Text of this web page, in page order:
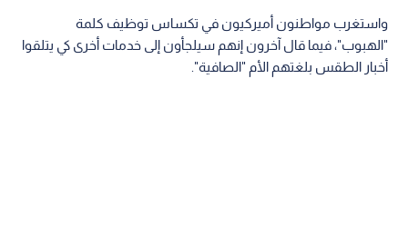
واستغرب مواطنون أميركيون في تكساس توظيف كلمة
"الهبوب"، فيما قال آخرون إنهم سيلجأون إلى خدمات أخرى كي يتلقوا
أخبار الطقس بلغتهم الأم "الصافية".